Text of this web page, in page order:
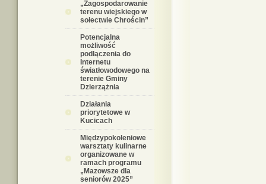
„Zagospodarowanie
terenu wiejskiego w
sołectwie Chrościn”
Potencjalna
możliwość
podłączenia do
Internetu
światłowodowego na
terenie Gminy
Dzierzążnia
Działania
priorytetowe w
Kucicach
Międzypokoleniowe
warsztaty kulinarne
organizowane w
ramach programu
„Mazowsze dla
seniorów 2025”